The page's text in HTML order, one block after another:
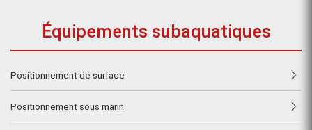
Équipements subaquatiques
Positionnement de surface
Positionnement sous marin